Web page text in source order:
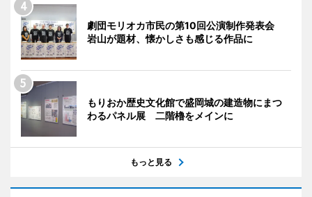
劇団モリオカ市民の第10回公演制作発表会
岩山が題材、懐かしさも感じる作品に
もりおか歴史文化館で盛岡城の建造物にまつ
わるパネル展 二階櫓をメインに
もっと見る